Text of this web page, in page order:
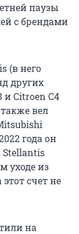
паузы
с брендами
(в него
других
и Citroen C4
вел
года он
Stellantis
уходе из
счет не
на